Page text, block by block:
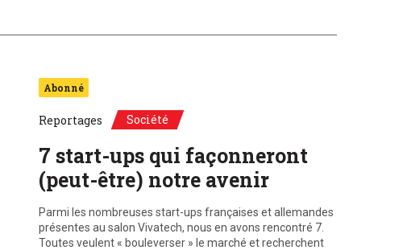
Abonné
Reportages Société
7 start-ups qui façonneront
(peut-être) notre avenir
Parmi les nombreuses start-ups françaises et allemandes
présentes au salon Vivatech, nous en avons rencontré 7.
Toutes veulent « bouleverser » le marché et recherchent